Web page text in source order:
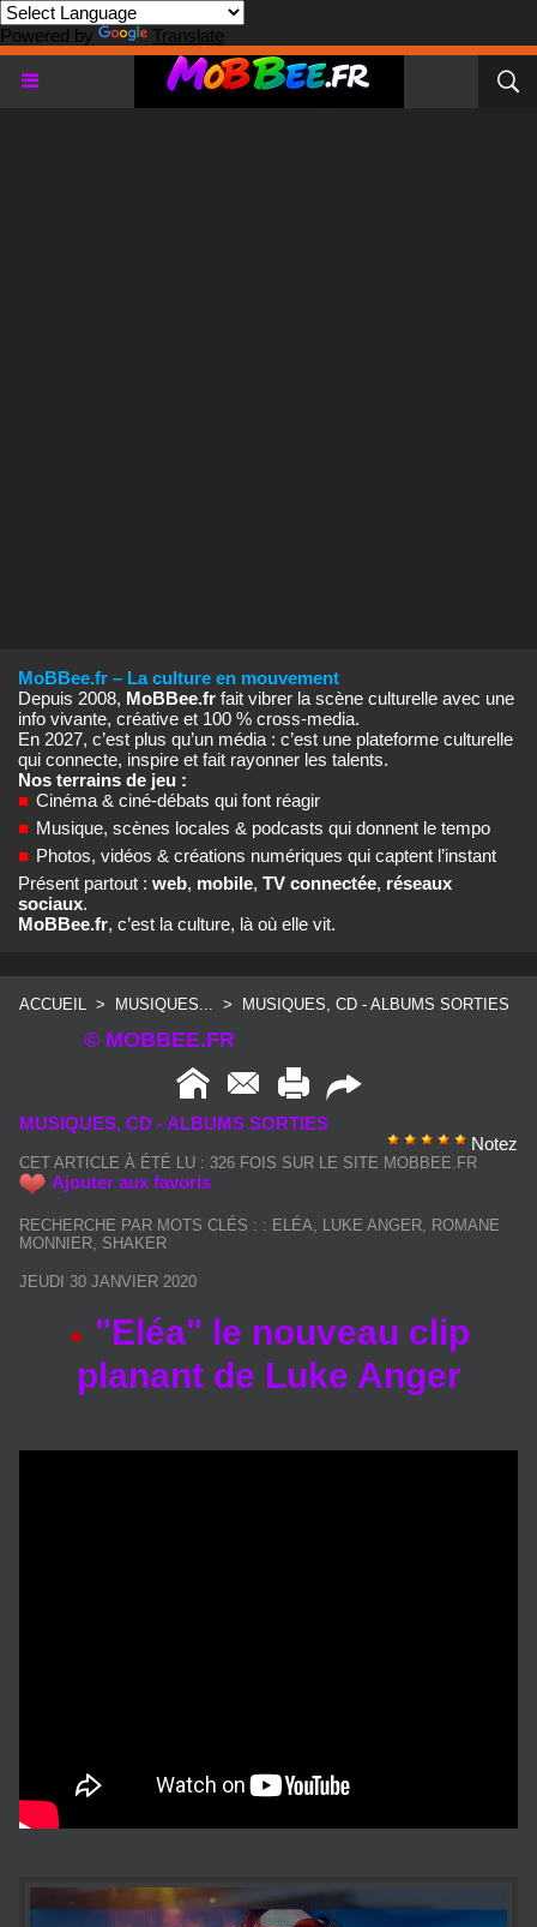
Powered by Translate
MoBBee.fr – La culture en mouvement
Depuis 2008, MoBBee.fr fait vibrer la scène culturelle avec une
info vivante, créative et 100 % cross‑media.
En 2027, c’est plus qu’un média : c’est une plateforme culturelle
qui connecte, inspire et fait rayonner les talents.
Nos terrains de jeu :
■ Cinéma & ciné‑débats qui font réagir
■ Musique, scènes locales & podcasts qui donnent le tempo
■ Photos, vidéos & créations numériques qui captent l’instant
Présent partout : web, mobile, TV connectée, réseaux
sociaux.
MoBBee.fr, c’est la culture, là où elle vit.
ACCUEIL > MUSIQUES... > MUSIQUES, CD - ALBUMS SORTIES
© MOBBEE.FR
MUSIQUES, CD - ALBUMS SORTIES
Notez
CET ARTICLE À ÉTÉ LU : 326 FOIS SUR LE SITE MOBBEE.FR
Ajouter aux favoris
RECHERCHE PAR MOTS CLÉS : : ELÉA LUKE ANGER ROMANE
MONNIER SHAKER
JEUDI 30 JANVIER 2020
"Eléa" le nouveau clip
planant de Luke Anger